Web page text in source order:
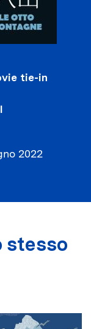
tie-in
2022
stesso